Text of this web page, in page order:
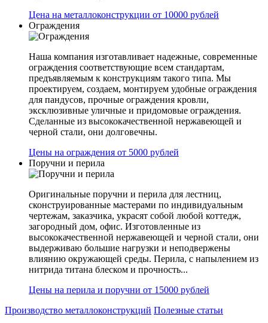
Цена на металлоконструкции от 10000 рублей
Ограждения
Наша компания изготавливает надежные, современные
ограждения соответствующие всем стандартам,
предъявляемым к конструкциям такого типа. Мы
проектируем, создаем, монтируем удобные ограждения
для пандусов, прочные ограждения кровли,
эксклюзивные уличные и придомовые ограждения.
Сделанные из высококачественной нержавеющей и
черной стали, они долговечны.
Цены на ограждения от 5000 рублей
Поручни и перила
Оригинальные поручни и перила для лестниц,
сконструированные мастерами по индивидуальным
чертежам, заказчика, украсят собой любой коттедж,
загородный дом, офис. Изготовленные из
высококачественной нержавеющей и черной стали, они
выдерживаю большие нагрузки и неподвержены
влиянию окружающей среды. Перила, с напылением из
нитрида титана блеском и прочность...
Цены на перила и поручни от 15000 рублей
Производство металлоконструкций Полезные статьи